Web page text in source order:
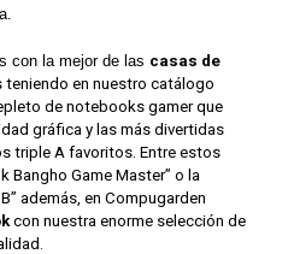
con la mejor de las casas de
teniendo en nuestro catálogo
de notebooks gamer que
gráfica y las más divertidas
triple A favoritos. Entre estos
Bangho Game Master” o la
con nuestra enorme selección de